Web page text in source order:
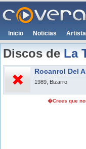
Inicio Noticias
Discos deLa
Rocanrol Del
1989, Bizarro
�Crees que